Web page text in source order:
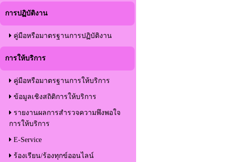
การปฏิบัติงาน
คู่มือหรือมาตรฐานการปฏิบัติงาน
การให้บริการ
คู่มือหรือมาตรฐานการให้บริการ
ข้อมูลเชิงสถิติการให้บริการ
รายงานผลการสำรวจความพึงพอใจ
การให้บริการ
E-Service
ร้องเรียน/ร้องทุกข์ออนไลน์